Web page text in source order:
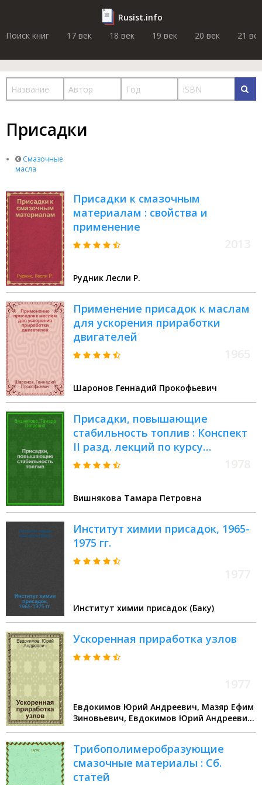
Rusist.info
Поиск книг
17 век 18 век 19 век 20 век 21 век
Присадки
Смазочные
масла
Присадки к смазочным
материалам : свойства и
применение
Рудник Лесли Р.
Применение присадок к маслам
для ускорения приработки
двигателей
Шаронов Геннадий Прокофьевич
Присадки, повышающие
стабильность топлив : Конспект
II разд. лекций по курсу
специализации "Присадки для
Вишнякова Тамара Петровна
Институт химии присадок, 1965-
1975 гг.
Институт химии присадок (Баку)
Ускоренная приработка узлов
Евдокимов Юрий Андреевич, Мазяр Ефим
Зиновьевич, Евдокимов Юрий Андреевич,
Трибополимеробразующие
смазочные материалы : Сб.
статей